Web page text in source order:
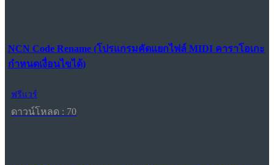
NCN Code Rename (โปรแกรมคัดแยกไฟล์ MIDI คาราโอเกะ
กำหนดเงื่อนไขได้)
ฟรีแวร์
ดาวน์โหลด : 70